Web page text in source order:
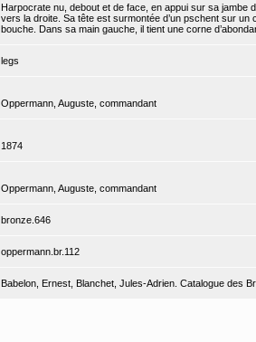
Harpocrate nu, debout et de face, en appui sur sa jambe
vers la droite. Sa tête est surmontée d’un pschent sur
bouche. Dans sa main gauche, il tient une corne
legs
Oppermann, Auguste, commandant
1874
Oppermann, Auguste, commandant
bronze.646
oppermann.br.112
Babelon, Ernest, Blanchet, Jules-Adrien. Catalogue des